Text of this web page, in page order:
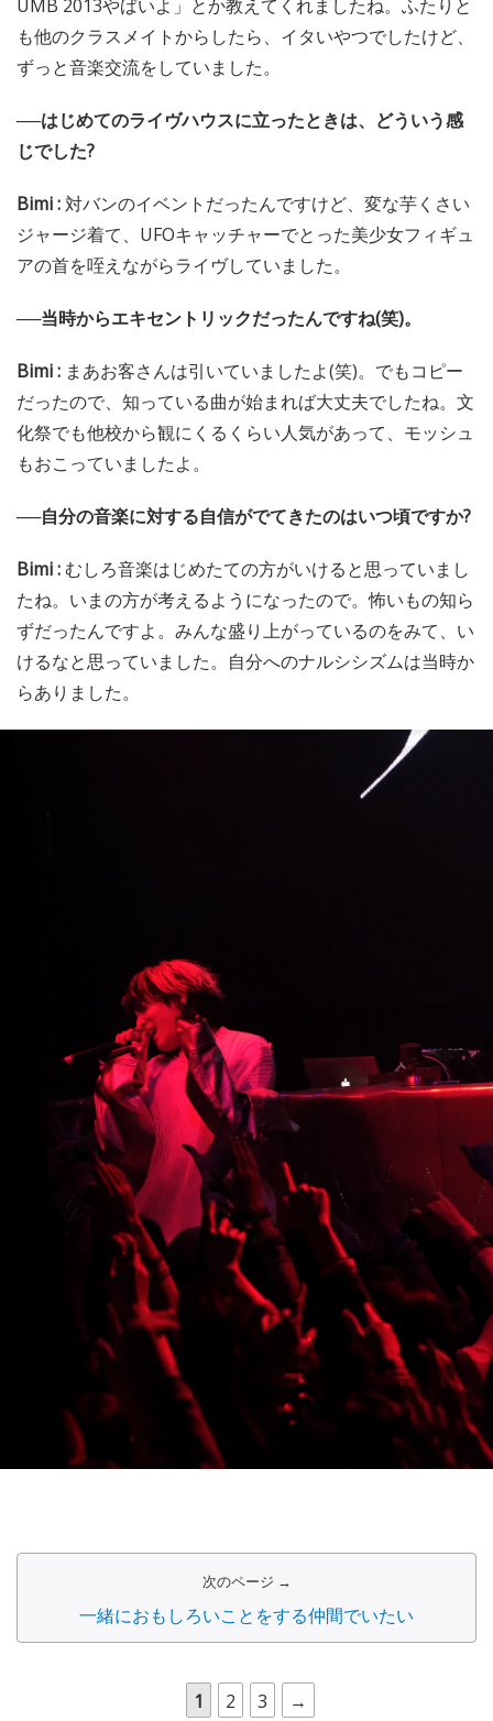
UMB 2013やばいよ」とか教えてくれましたね。ふたりと
も他のクラスメイトからしたら、イタいやつでしたけど、
ずっと音楽交流をしていました。
──はじめてのライヴハウスに立ったときは、どういう感
じでした?
Bimi :対バンのイベントだったんですけど、変な芋くさい
ジャージ着て、UFOキャッチャーでとった美少女フィギュ
アの首を咥えながらライヴしていました。
──当時からエキセントリックだったんですね(笑)。
Bimi : まあお客さんは引いていましたよ(笑)。でもコピー
だったので、知っている曲が始まれば大丈夫でしたね。文
化祭でも他校から観にくるくらい人気があって、モッシュ
もおこっていましたよ。
──自分の音楽に対する自信がでてきたのはいつ頃ですか?
Bimi : むしろ音楽はじめたての方がいけると思っていまし
たね。いまの方が考えるようになったので。怖いもの知ら
ずだったんですよ。みんな盛り上がっているのをみて、い
けるなと思っていました。自分へのナルシシズムは当時か
らありました。
次のページ →
一緒におもしろいことをする仲間でいたい
1 2 3 →